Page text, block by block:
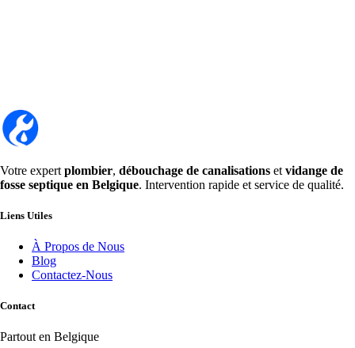
Votre expert plombier, débouchage de canalisations et vidange de
fosse septique en Belgique. Intervention rapide et service de qualité.
Liens Utiles
À Propos de Nous
Blog
Contactez-Nous
Contact
Partout en Belgique